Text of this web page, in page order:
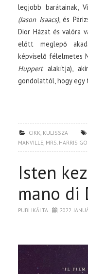
legjobb barátainak,
(Jason Isaacs), és
Dior Házat és valóra
előtt meglepő
képviselő félelmetes
Huppertalakítja),
gondolattól, hogy egy
CIKK KULISSZA
MANVILLE MRS. HARRIS
Isten
mano di
PUBLIKÁLTA 2022.